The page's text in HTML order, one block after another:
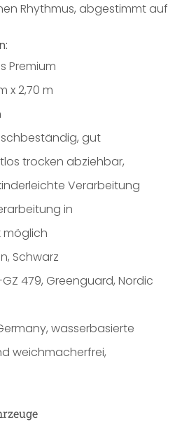
Rhythmus, abgestimmt auf
Premium
x 2,70 m
gut
trocken abziehbar,
Verarbeitung
in
möglich
Schwarz
GZ 479, Greenguard, Nordic
wasserbasierte
weichmacherfrei,